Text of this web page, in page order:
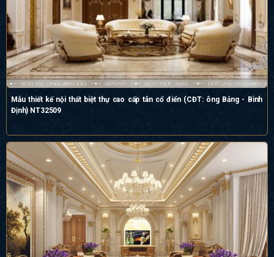
Mẫu thiết kế nội thất biệt thự cao cấp tân cổ điển (CĐT: ông Bảng - Bình
Định) NT32509